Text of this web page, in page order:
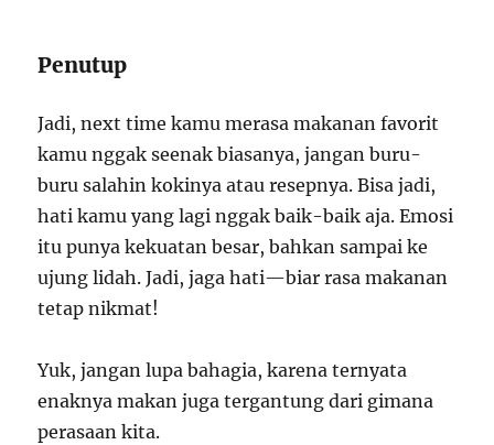
Penutup
Jadi, next time kamu merasa makanan favorit
kamu nggak seenak biasanya, jangan buru-
buru salahin kokinya atau resepnya. Bisa jadi,
hati kamu yang lagi nggak baik-baik aja. Emosi
itu punya kekuatan besar, bahkan sampai ke
ujung lidah. Jadi, jaga hati—biar rasa makanan
tetap nikmat!
Yuk, jangan lupa bahagia, karena ternyata
enaknya makan juga tergantung dari gimana
perasaan kita.